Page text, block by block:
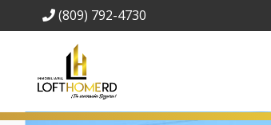
(809) 792-4730